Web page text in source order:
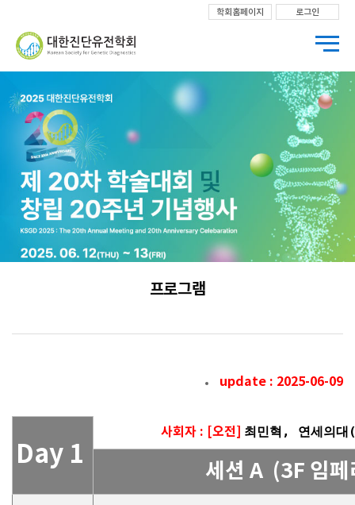
학회홈페이지 로그인
프로그램
update : 2025-06-09
Day 1
사회자 : [오전] 최민혁, 연세의
세션 A (3F 임페